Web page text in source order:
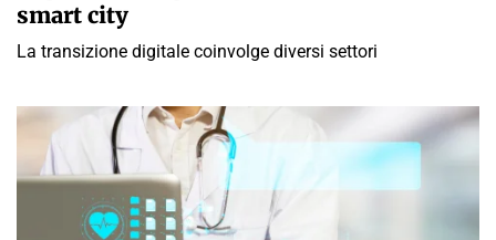
smart city
La transizione digitale coinvolge diversi settori